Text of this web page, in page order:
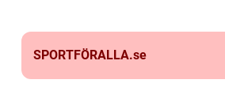
SPORTFÖRALLA.se